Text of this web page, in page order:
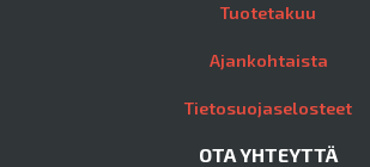
Tuotetakuu
Ajankohtaista
Tietosuojaselosteet
OTA YHTEYTTÄ